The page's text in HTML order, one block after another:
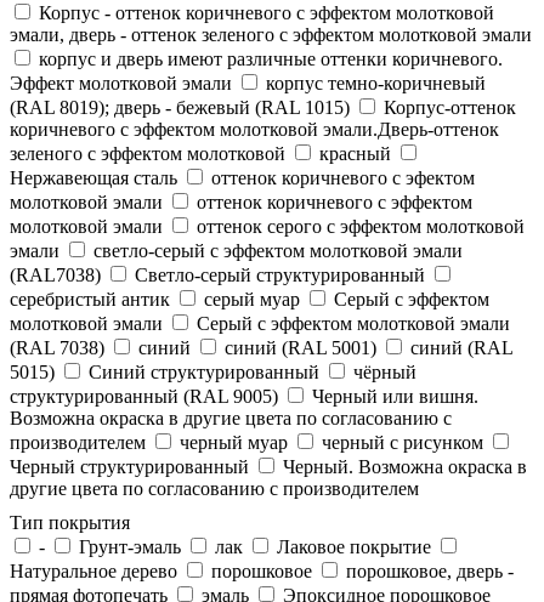
Корпус - оттенок коричневого с эффектом молотковой
эмали, дверь - оттенок зеленого с эффектом молотковой эмали
корпус и дверь имеют различные оттенки коричневого.
Эффект молотковой эмали
корпус темно-коричневый
(RAL 8019); дверь - бежевый (RAL 1015)
Корпус-оттенок
коричневого с эффектом молотковой эмали.Дверь-оттенок
зеленого с эффектом молотковой
красный
Нержавеющая сталь
оттенок коричневого с эфектом
молотковой эмали
оттенок коричневого с эффектом
молотковой эмали
оттенок серого с эффектом молотковой
эмали
светло-серый с эффектом молотковой эмали
(RAL7038)
Светло-серый структурированный
серебристый антик
серый муар
Серый с эффектом
молотковой эмали
Серый с эффектом молотковой эмали
(RAL 7038)
синий синий (RAL 5001)
синий (RAL
5015)
Синий структурированный
чёрный
структурированный (RAL 9005)
Черный или вишня.
Возможна окраска в другие цвета по согласованию с
производителем
черный муар
черный с рисунком
Черный структурированный
Черный. Возможна окраска в
другие цвета по согласованию с производителем
Тип покрытия
-
Грунт-эмаль лак
Лаковое покрытие
Натуральное дерево
порошковое
порошковое, дверь -
прямая фотопечать
эмаль Эпоксидное порошковое